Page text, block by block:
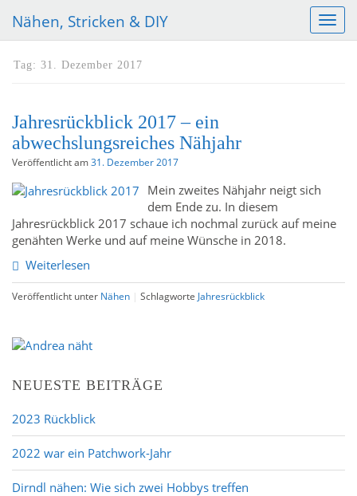
S
c
a
Nähen, Stricken & DIY
Tag: 31. Dezember 2017
Jahresrückblick 2017 – ein
abwechslungsreiches Nähjahr
Veröffentlicht am31. Dezember 2017
Mein zweites Nähjahr neigt sich
dem Ende zu. In diesem
Jahresrückblick 2017 schaue ich nochmal zurück auf meine
genähten Werke und auf meine Wünsche in 2018.
Weiterlesen
Veröffentlicht unter Nähen | Schlagworte Jahresrückblick
NEUESTE BEITRÄGE
2023 Rückblick
2022 war ein Patchwork-Jahr
Dirndl nähen: Wie sich zwei Hobbys treffen